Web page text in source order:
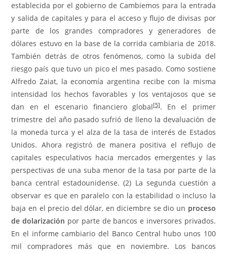
establecida por el gobierno de Cambiemos para la entrada
y salida de capitales y para el acceso y flujo de divisas por
parte de los grandes compradores y generadores de
dólares estuvo en la base de la corrida cambiaria de 2018.
También detrás de otros fenómenos, como la subida del
riesgo país que tuvo un pico el mes pasado. Como sostiene
Alfredo Zaiat, la economía argentina recibe con la misma
intensidad los hechos favorables y los ventajosos que se
dan en el escenario financiero global[5]. En el primer
trimestre del año pasado sufrió de lleno la devaluación de
la moneda turca y el alza de la tasa de interés de Estados
Unidos. Ahora registró de manera positiva el reflujo de
capitales especulativos hacia mercados emergentes y las
perspectivas de una suba menor de la tasa por parte de la
banca central estadounidense. (2) La segunda cuestión a
observar es que en paralelo con la estabilidad o incluso la
baja en el precio del dólar, en diciembre se dio un proceso
de dolarización por parte de bancos e inversores privados.
En el informe cambiario del Banco Central hubo unos 100
mil compradores más que en noviembre. Los bancos